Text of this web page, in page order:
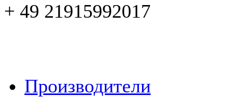
+ 49 21915992017
Производители